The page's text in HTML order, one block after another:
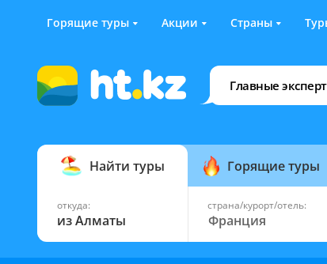
Горящие туры Акции Страны
Главные
Найти туры Горящие туры
откуда:
из Алматы
страна/курорт/отель: